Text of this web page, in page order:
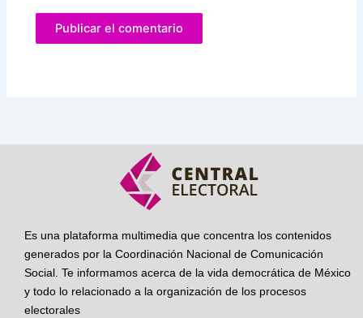
Es una plataforma multimedia que concentra los contenidos
generados por la Coordinación Nacional de Comunicación
Social. Te informamos acerca de la vida democrática de México
y todo lo relacionado a la organización de los procesos
electorales